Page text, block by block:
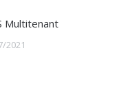
Multitenant
2021